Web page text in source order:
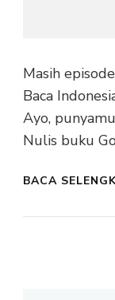
Masih
Baca
Ayo,
Nulis buku
BACA